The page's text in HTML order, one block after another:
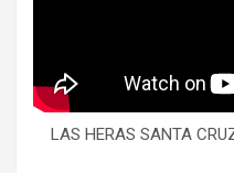
LAS HERAS SANTA